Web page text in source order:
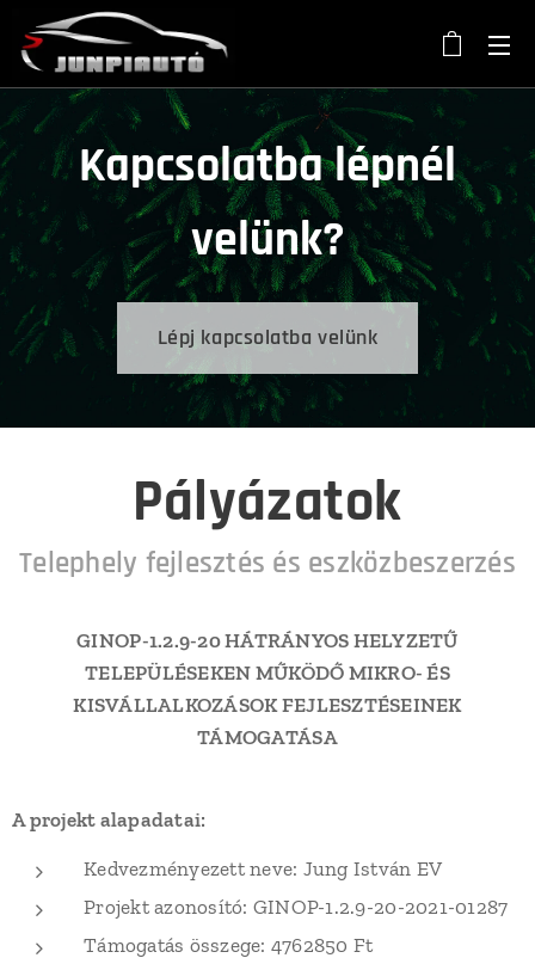
Kapcsolatba lépnél
velünk?
Lépj kapcsolatba velünk
Pályázatok
Telephely fejlesztés és eszközbeszerzés
GINOP-1.2.9-20 HÁTRÁNYOS HELYZETŰ
TELEPÜLÉSEKEN MŰKÖDŐ MIKRO- ÉS
KISVÁLLALKOZÁSOK FEJLESZTÉSEINEK
TÁMOGATÁSA
A projekt alapadatai:
Kedvezményezett neve: Jung István EV
Projekt azonosító: GINOP-1.2.9-20-2021-01287
Támogatás összege: 4762850 Ft